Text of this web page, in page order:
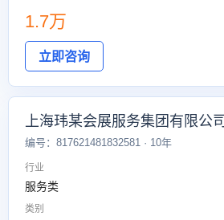
1.7万
立即咨询
上海玮某会展服务集团有限公司
编号：817621481832581 · 10年
行业
服务类
类别